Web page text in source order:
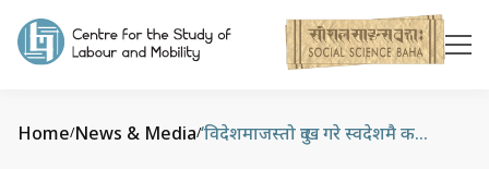
Home/News & Media/ ‘विदेशमाजस्तो दुःख गरे स्वदेशमै कमाउन सकिन्छ’